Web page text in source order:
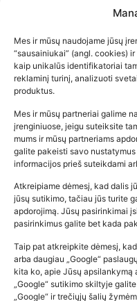
Mes ir mūsų naudojame jūsų
“sausainiukai” (angl. cookies)
kaip unikalūs identifikatoriai
reklaminį turinį, analizuoti
produktus.
Mes ir mūsų partneriai galime
įrenginiuose, jeigu suteiksite
mums ir mūsų partneriams
galite pakeisti savo
informacijos prieš suteikdami
Atkreipiame dėmesį, kad dalis
jūsų sutikimo, tačiau jūs turite
apdorojimą. Jūsų pasirinkimai
pasirinkimus galite bet kada
Taip pat atkreipkite dėmesį,
arba daugiau „Google“
kita ko, apie Jūsų apsilankymą
„Google“ sutikimo skiltyje
„Google“ ir trečiųjų šalių
kūdikių
2026-02-22